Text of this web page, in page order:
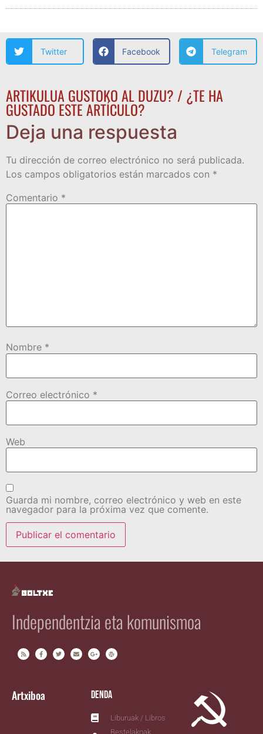
Twitter Facebook Telegram
ARTIKULUA GUSTOKO AL DUZU? / ¿TE HA
GUSTADO ESTE ARTÍCULO?
Deja una respuesta
Tu dirección de correo electrónico no será publicada.
Los campos obligatorios están marcados con *
Comentario *
Nombre *
Correo electrónico *
Web
Guarda mi nombre, correo electrónico y web en este
navegador para la próxima vez que comente.
Independentzia eta komunismoa
Artxiboa Denda
Liburuak / Libros
Bestelakoak